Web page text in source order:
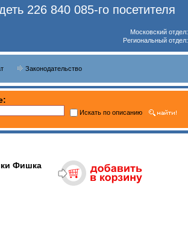
226 840 085-го посетителя
Московский отдел:
Региональный отдел:
Законодательство
Искать по описанию
Фишка